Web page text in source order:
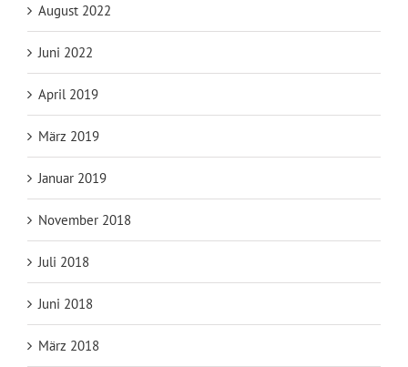
August 2022
Juni 2022
April 2019
März 2019
Januar 2019
November 2018
Juli 2018
Juni 2018
März 2018